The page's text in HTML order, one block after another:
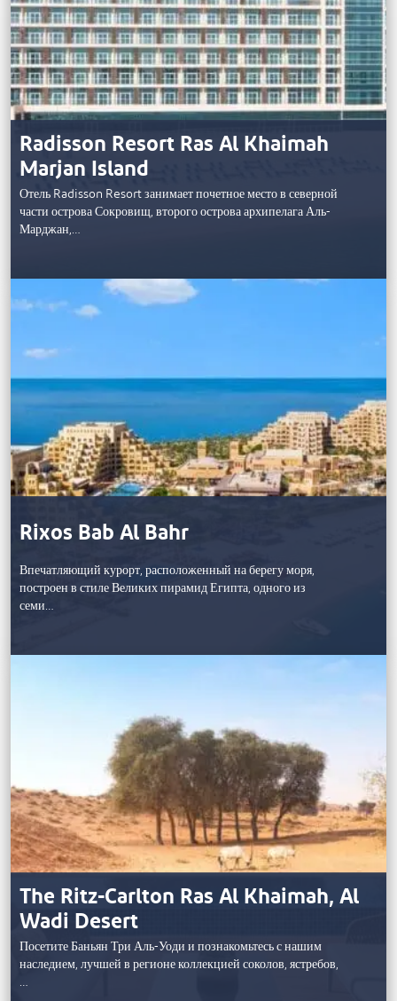
Radisson Resort Ras Al Khaimah
Marjan Island
Отель Radisson Resort занимает почетное место в северной
части острова Сокровищ, второго острова архипелага Аль-
Марджан,…
Rixos Bab Al Bahr
Впечатляющий курорт, расположенный на берегу моря,
построен в стиле Великих пирамид Египта, одного из
семи…
The Ritz-Carlton Ras Al Khaimah, Al
Wadi Desert
Посетите Баньян Три Аль-Уоди и познакомьтесь с нашим
наследием, лучшей в регионе коллекцией соколов, ястребов,
…